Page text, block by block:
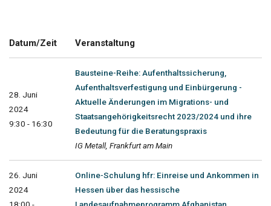
Datum/Zeit Veranstaltung
28. Juni
2024
9:30 - 16:30
Bausteine-Reihe: Aufenthaltssicherung,
Aufenthaltsverfestigung und Einbürgerung -
Aktuelle Änderungen im Migrations- und
Staatsangehörigkeitsrecht 2023/2024 und ihre
Bedeutung für die Beratungspraxis
IG Metall, Frankfurt am Main
26. Juni
2024
18:00 -
Online-Schulung hfr: Einreise und Ankommen in
Hessen über das hessische
Landesaufnahmeprogramm Afghanistan